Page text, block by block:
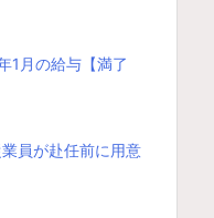
1月の給与【満了
員が赴任前に用意